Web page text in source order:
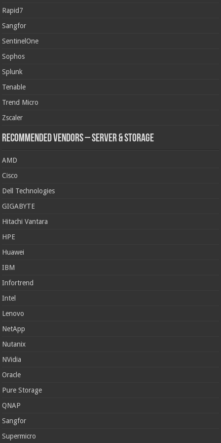
Rapid7
Sangfor
SentinelOne
Sophos
Splunk
Tenable
Trend Micro
Zscaler
Recommended Vendors – Server & Storage
AMD
Cisco
Dell Technologies
GIGABYTE
Hitachi Vantara
HPE
Huawei
IBM
Infortrend
Intel
Lenovo
NetApp
Nutanix
NVidia
Oracle
Pure Storage
QNAP
Sangfor
Supermicro